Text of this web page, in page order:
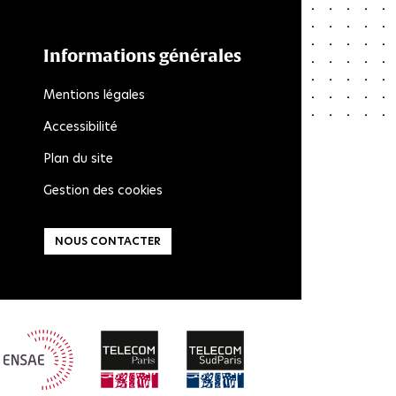
Informations générales
Mentions légales
Accessibilité
Plan du site
Gestion des cookies
NOUS CONTACTER